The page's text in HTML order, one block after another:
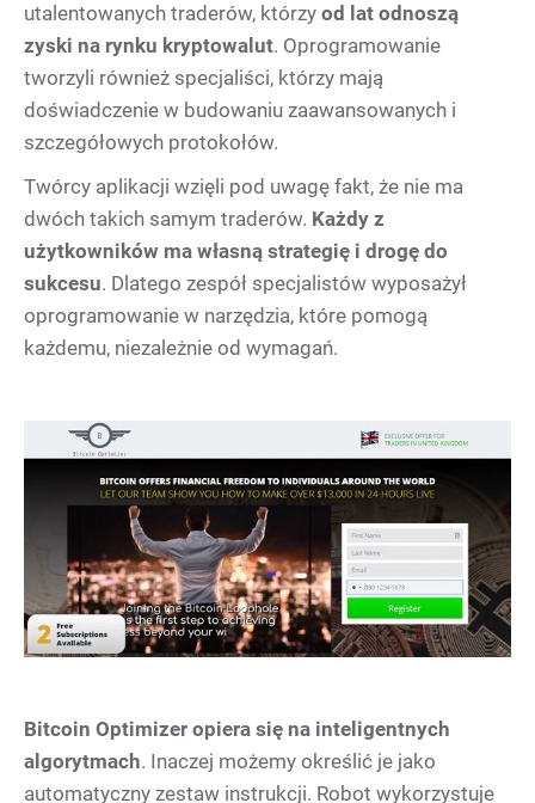
utalentowanych traderów, którzy od lat odnoszą
zyski na rynku kryptowalut. Oprogramowanie
tworzyli również specjaliści, którzy mają
doświadczenie w budowaniu zaawansowanych i
szczegółowych protokołów.
Twórcy aplikacji wzięli pod uwagę fakt, że nie ma
dwóch takich samym traderów. Każdy z
użytkowników ma własną strategię i drogę do
sukcesu. Dlatego zespół specjalistów wyposażył
oprogramowanie w narzędzia, które pomogą
każdemu, niezależnie od wymagań.
Bitcoin Optimizer opiera się na inteligentnych
algorytmach. Inaczej możemy określić je jako
automatyczny zestaw instrukcji. Robot wykorzystuje